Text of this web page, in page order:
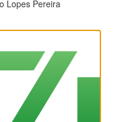
Lopes Pereira